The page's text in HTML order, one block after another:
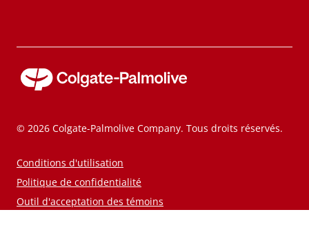
© 2026 Colgate-Palmolive Company. Tous droits réservés.
Conditions d'utilisation
Politique de confidentialité
Outil d'acceptation des témoins